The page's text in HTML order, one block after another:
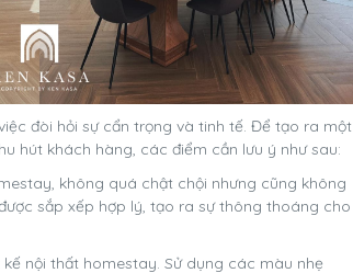
đòi hỏi sự cẩn trọng và tinh tế. Để tạo ra một
hút khách hàng, các điểm cần lưu ý như sau:
không quá chật chội nhưng cũng không
sắp xếp hợp lý, tạo ra sự thông thoáng cho
nội thất homestay. Sử dụng các màu nhẹ